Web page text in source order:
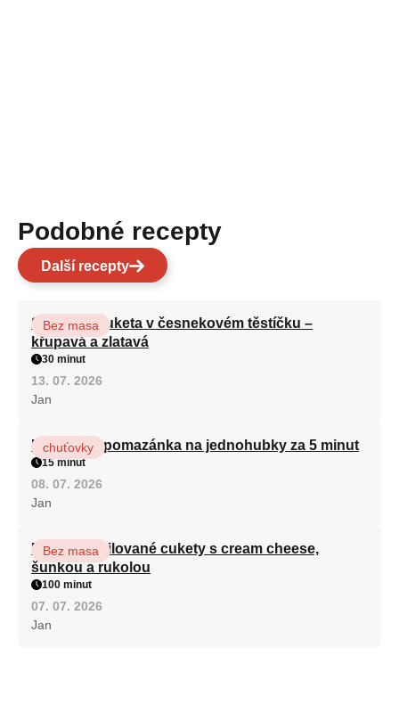
Podobné recepty
Další recepty
Smažená cuketa v česnekovém těstíčku –
křupavá a zlatavá
Bez masa
30 minut
13. 07. 2026
Jan
Královská pomazánka na jednohubky za 5 minut
chuťovky
15 minut
08. 07. 2026
Jan
Roláda z grilované cukety s cream cheese,
šunkou a rukolou
Bez masa
100 minut
07. 07. 2026
Jan